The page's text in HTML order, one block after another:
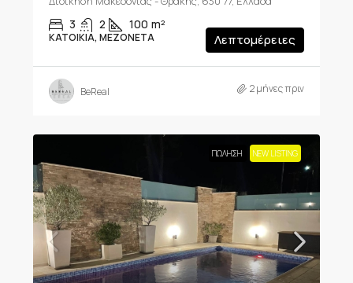
3 2 100 m²
ΚΑΤΟΙΚΊΑ, ΜΕΖΟΝΈΤΑ Λεπτομέρειες
BeReal 2 μήνες πριν
ΠΏΛΗΣΗ NEW LISTING